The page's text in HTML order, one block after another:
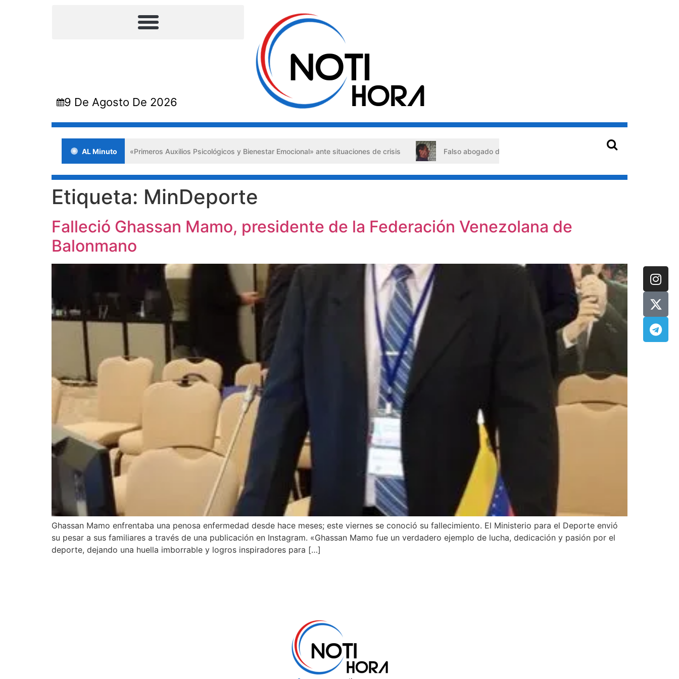
9 De Agosto De 2026
AL Minuto
jornada en Lara impulsa los «Primeros Auxilios Psicológicos y Bienestar Emocional» ante situaciones de crisis Falso abogado detenido en Barquisimeto: habría usado durante 13 años la
Etiqueta: MinDeporte
Falleció Ghassan Mamo, presidente de la Federación Venezolana de
Balonmano
Ghassan Mamo enfrentaba una penosa enfermedad desde hace meses; este viernes se conoció su fallecimiento. El Ministerio para el Deporte envió
su pesar a sus familiares a través de una publicación en Instagram. «Ghassan Mamo fue un verdadero ejemplo de lucha, dedicación y pasión por el
deporte, dejando una huella imborrable y logros inspiradores para […]